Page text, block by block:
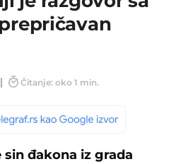
Čitanje: oko 1 min.
đakona iz grada